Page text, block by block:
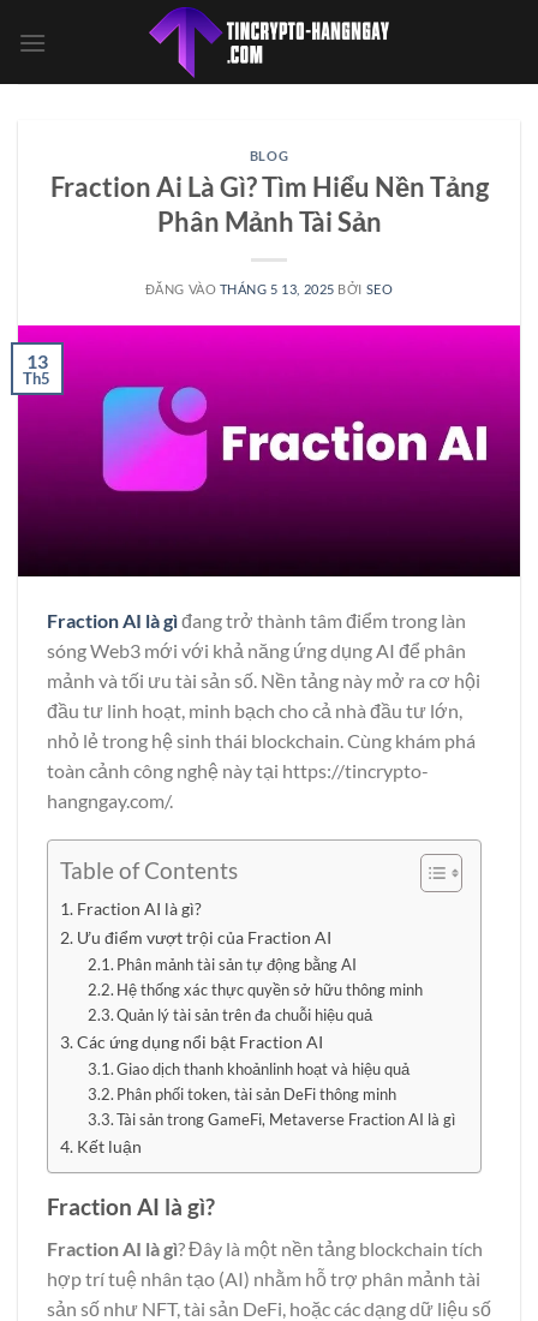
qua
BLOG
Fraction Ai Là Gì? Tìm Hiểu Nền Tảng
Phân Mảnh Tài Sản
ĐĂNG VÀO THÁNG 5 13, 2025 BỞI SEO
13
Th5
Fraction AI là gìđang trở thành tâm điểm trong làn
sóng Web3 mới với khả năng ứng dụng AI để phân
mảnh và tối ưu tài sản số. Nền tảng này mở ra cơ hội
đầu tư linh hoạt, minh bạch cho cả nhà đầu tư lớn,
nhỏ lẻ trong hệ sinh thái blockchain. Cùng khám phá
toàn cảnh công nghệ này tại https://tincrypto-
hangngay.com/.
Table of Contents
Fraction AI là gì?
Ưu điểm vượt trội của Fraction AI
Phân mảnh tài sản tự động bằng AI
Hệ thống xác thực quyền sở hữu thông minh
Quản lý tài sản trên đa chuỗi hiệu quả
Các ứng dụng nổi bật Fraction AI
Giao dịch thanh khoảnlinh hoạt và hiệu quả
Phân phối token, tài sản DeFi thông minh
Tài sản trong GameFi, Metaverse Fraction AI là gì
Kết luận
Fraction AI là gì?
Fraction AI là gì? Đây là một nền tảng blockchain tích
hợp trí tuệ nhân tạo (AI) nhằm hỗ trợ phân mảnh tài
sản số như NFT, tài sản DeFi, hoặc các dạng dữ liệu số